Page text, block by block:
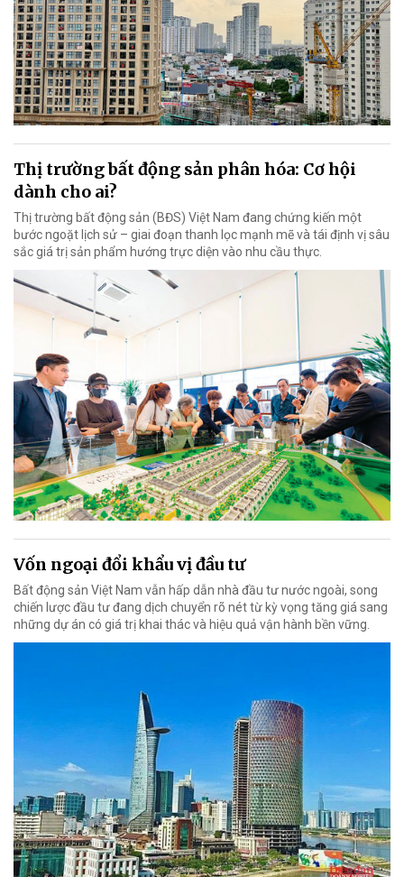
Thị trường bất động sản phân hóa: Cơ hội
dành cho ai?
Thị trường bất động sản (BĐS) Việt Nam đang chứng kiến một
bước ngoặt lịch sử – giai đoạn thanh lọc mạnh mẽ và tái định vị sâu
sắc giá trị sản phẩm hướng trực diện vào nhu cầu thực.
Vốn ngoại đổi khẩu vị đầu tư
Bất động sản Việt Nam vẫn hấp dẫn nhà đầu tư nước ngoài, song
chiến lược đầu tư đang dịch chuyển rõ nét từ kỳ vọng tăng giá sang
những dự án có giá trị khai thác và hiệu quả vận hành bền vững.